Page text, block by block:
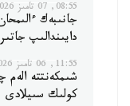
08:55, 07 تامىز 2026
جانىبەك
دايىندالىپ جاتىر
11:55, 06 تامىز 2026
شىمكەنتتە الەم
كولىك سىيلادى